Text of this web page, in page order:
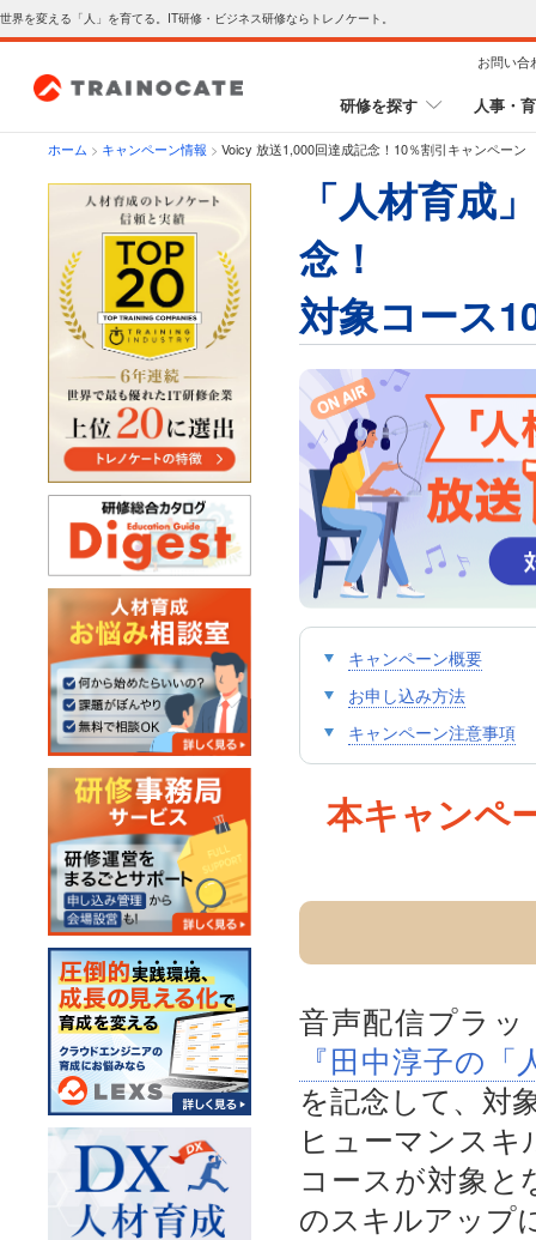
世界を変える「人」を育てる。IT研修・ビジネス研修ならトレノケート。
お問い合
研修を探す 人事・
ホーム > キャンペーン情報 > Voicy 放送1,000回達成記念！10％割引キャンペーン
「人材育成
念！​
対象コース
キャンペーン概要
お申し込み方法
キャンペーン注意事項
本キャンペ
音声配信プラ
『田中淳子の
を記念して、対
ヒューマンス
コースが対象
のスキルアップ